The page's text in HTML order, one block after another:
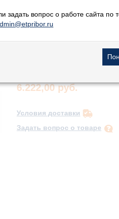
задать вопрос о работе сайта по
Оплата онлайн или при
Visa, Mastercard, Maestro,
Apple Pay и Google Pay
6.222,00 руб.
Условия доставки
Задать вопрос о товаре